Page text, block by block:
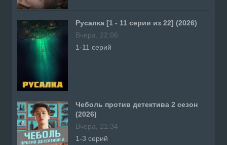
Русалка [1 - 11 серии из 22] (2026)
Вчера, 22:06
1-11 серий
Чеболь против детектива 2 сезон
(2026)
Вчера, 21:34
1-3 серий